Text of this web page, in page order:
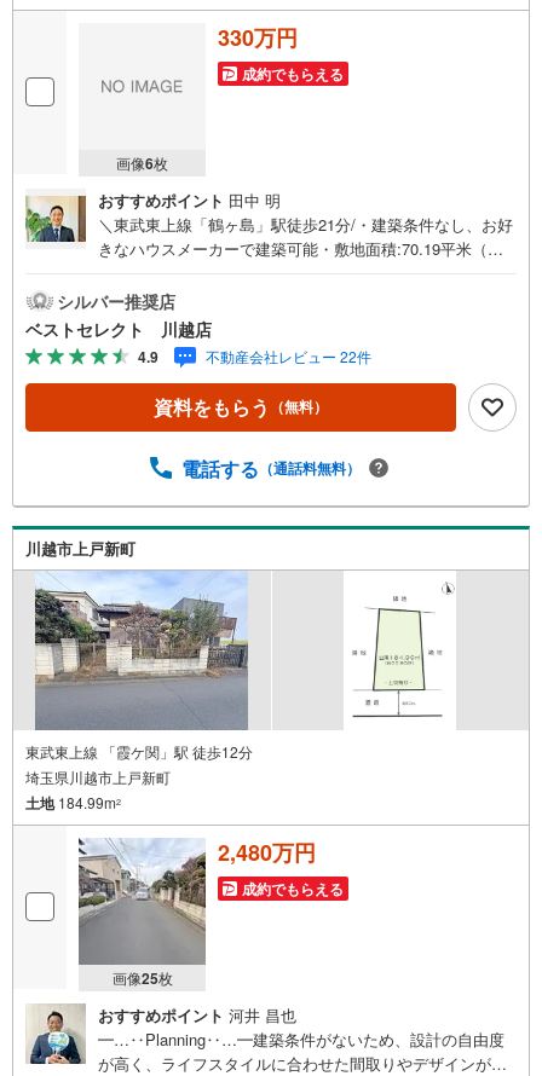
画像6枚
330万円
成約でもらえる
おすすめポイント 田中 明
＼東武東上線「鶴ヶ島」駅徒歩21分/・建築条件なし、お好
きなハウスメーカーで建築可能・敷地面積:70.19平米（約2
徒歩10分以内で子育て世代も安心○東武東上線「霞ケ関」
駅徒歩26分○建築プランについてもお気軽にお問合せ下さ
い○住宅ローンや資金計画等ご相談承ります■■売買の専門
のスタッフが対応させていただきます赤いロゴマークの看
板とのぼりが目印、店舗敷地内に駐車場2台完備、キッズス
ペースあり、当日のご見学も可能です。資金計画や価格の
実にも努めております。お気軽にお問合せ下さい。■■
シルバー推奨店
ベストセレクト 川越店
4.9 不動産会社レビュー 22件
資料をもらう （無料）
電話する （通話料無料）
川越市上戸新町
東武東上線 「霞ケ関」駅 徒歩12分
埼玉県川越市上戸新町
土地184.99m2
画像25枚
2,480万円
成約でもらえる
おすすめポイント 河井 昌也
━…‥Planning‥…━建築条件がないため、設計の自由度
が高く、ライフスタイルに合わせた間取りやデザインが実